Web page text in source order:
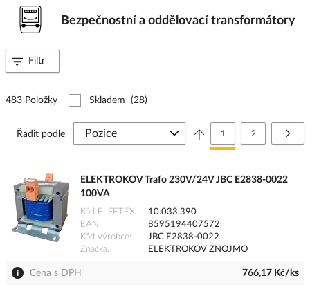
Bezpečnostní a oddělovací transformátory
483 Položky Skladem (28)
Stránka
Právě si prohlížíte
1 Stránka
2
Řadit podle
ELEKTROKOV Trafo 230V/24V JBC E2838-0022
100VA
Kód ELFETEX
10.033.390
EAN
8595194407572
Kód výrobce
JBC E2838-0022
Značka
ELEKTROKOV ZNOJMO
Cena s DPH 766,17 Kč/ks
Filtr